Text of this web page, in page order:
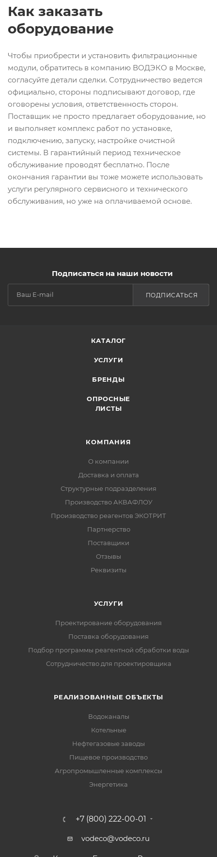
Как заказать
оборудование
Чтобы приобрести и установить фильтрационные
модули, обратитесь в компанию ВОДЭКО в Москве,
согласуйте детали сделки. Сотрудничество ведется
официально, стороны подписывают договор, где
оговорены условия, ответственность сторон.
Поставщик не просто предлагает оборудование, но
и выполняет комплекс работ по установке,
подключению, запуску, настройке очистной
системы. В гарантийный период техническое
обслуживание проводят бесплатно. После
окончания гарантии вы тоже можете использовать
услуги регулярного сервисного и технического
обслуживания, но уже на оплачиваемой основе.
Подписаться на наши новости
ПОДПИСАТЬСЯ
КАТАЛОГ
УСЛУГИ
БРЕНДЫ
ОПРОСНЫЕ
ЛИСТЫ
КОМПАНИЯ
О компании
Доставка и оплата
Структурные подразделения
Производство АКВАФЛОУ
Производство реагентов ЭКОТРИТ
Партнерство
Поставщики
Отзывы
Реквизиты
УСЛУГИ
Проектирование оборудования
Поставка оборудования
Подбор программы реагентной обработки воды
Сотрудничество для проектировщика
РЕАЛИЗОВАННЫЕ ОБЪЕКТЫ
Водоканалы
Котельные
Нефтегазовые заводы
Пищевое производство
Агропромышленные комплексы
Энергетика
+7 (800) 222-00-01
vodeco@vodeco.ru